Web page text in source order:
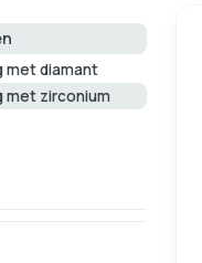
met diamant
met zirconium